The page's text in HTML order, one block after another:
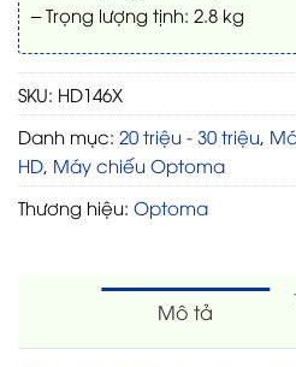
– Trọng lượng tịnh: 2.8 kg
SKU: HD146X
Danh mục: 20 triệu - 30 triệu
HD Máy chiếu Optoma
Thương hiệu: Optoma
Mô tả